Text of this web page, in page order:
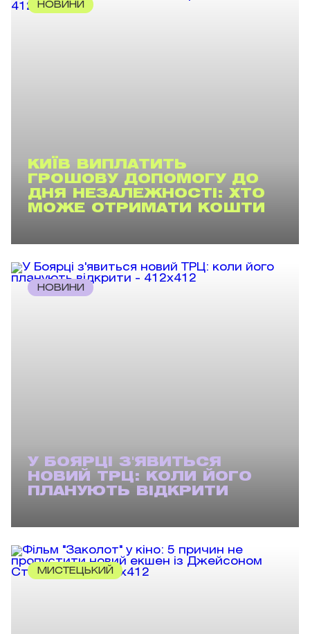
НОВИНИ
КИЇВ ВИПЛАТИТЬ
ГРОШОВУ ДОПОМОГУ ДО
ДНЯ НЕЗАЛЕЖНОСТІ: ХТО
МОЖЕ ОТРИМАТИ КОШТИ
НОВИНИ
У БОЯРЦІ З'ЯВИТЬСЯ
НОВИЙ ТРЦ: КОЛИ ЙОГО
ПЛАНУЮТЬ ВІДКРИТИ
МИСТЕЦЬКИЙ